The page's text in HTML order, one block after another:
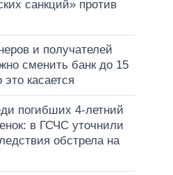
санкций» против
и получателей
сменить банк до 15
это касается
погибших 4-летний
в ГСЧС уточнили
обстрела на